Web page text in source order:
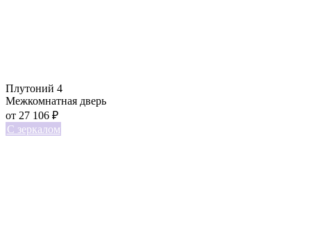
Плутоний 4
Межкомнатная дверь
от 27 106 ₽
С зеркалом